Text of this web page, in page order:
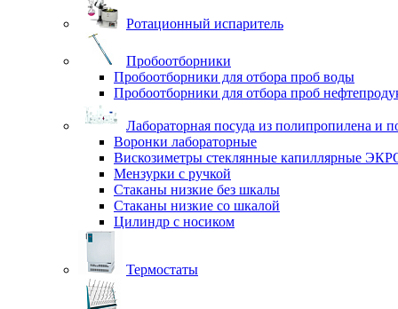
Ротационный испаритель
Пробоотборники
Пробоотборники для отбора проб воды
Пробоотборники для отбора проб
Лабораторная посуда из полипропилена и
Воронки лабораторные
Вискозиметры стеклянные капиллярные
Мензурки с ручкой
Стаканы низкие без шкалы
Стаканы низкие со шкалой
Цилиндр с носиком
Термостаты